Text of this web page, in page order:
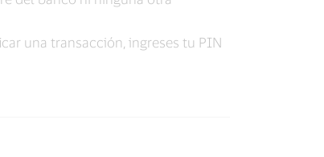
una transacción, ingreses tu PIN